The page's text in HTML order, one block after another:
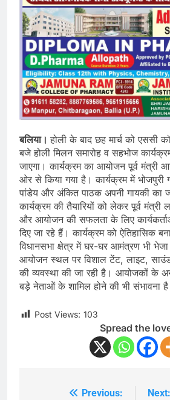
बलिया।होली के बाद छह मार्च को एससी
बजे होली मिलन समारोह व सहभोज
जाएगा। कार्यक्रम का आयोजन पूर्व मंत्री
ओर से किया गया है। कार्यक्रम में भोजपुरी
पांडेय और अंकित पाठक अपनी गायकी का
कार्यक्रम की तैयारियों को लेकर पूर्व
और आयोजन की सफलता के लिए
दिए जा रहे हैं। कार्यक्रम को ऐतिहासिक
विधानसभा क्षेत्र में घर-घर आमंत्रण भी भेजा
आयोजन स्थल पर विशाल टेंट, लाइट,
की व्यवस्था की जा रही है। आयोजकों के
बड़े नेताओं के शामिल होने की भी संभावना
Post Views: 103
Spread the
Previous:
Next: